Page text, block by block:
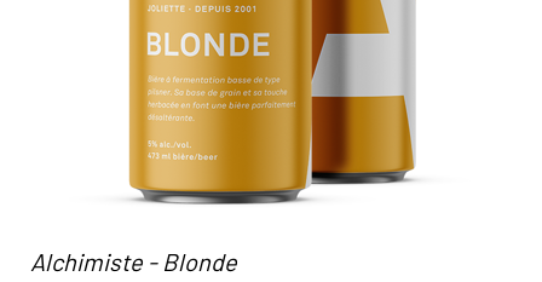
Alchimiste - Blonde